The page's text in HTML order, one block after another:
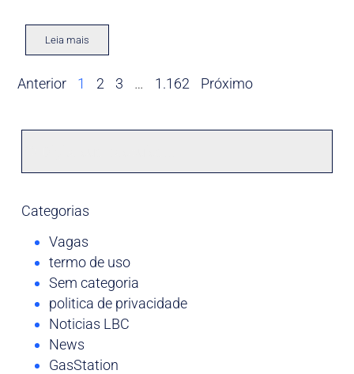
Leia mais
Anterior 1 2 3 … 1.162 Próximo
Categorias
Vagas
termo de uso
Sem categoria
politica de privacidade
Noticias LBC
News
GasStation